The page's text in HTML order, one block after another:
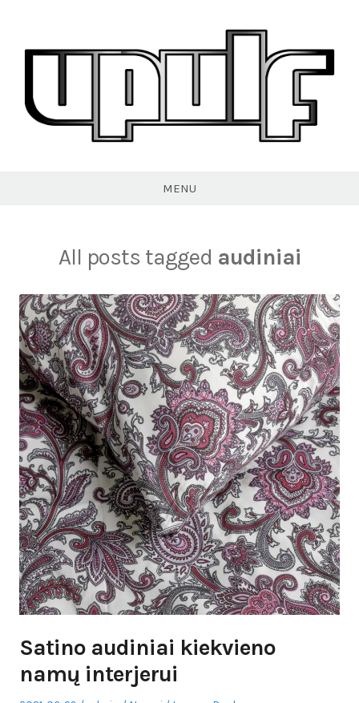
content
MENU
All posts tagged audiniai
Satino audiniai kiekvieno
namų interjerui